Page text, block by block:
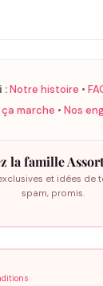
:Notre histoire •
marche • Nos
la famille
et idées de
spam, promis.